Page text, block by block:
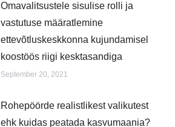
Omavalitsustele sisulise rolli ja
vastutuse määratlemine
ettevõtluskeskkonna kujundamisel
koostöös riigi kesktasandiga
September 20, 2021
Rohepöörde realistlikest valikutest
ehk kuidas peatada kasvumaania?